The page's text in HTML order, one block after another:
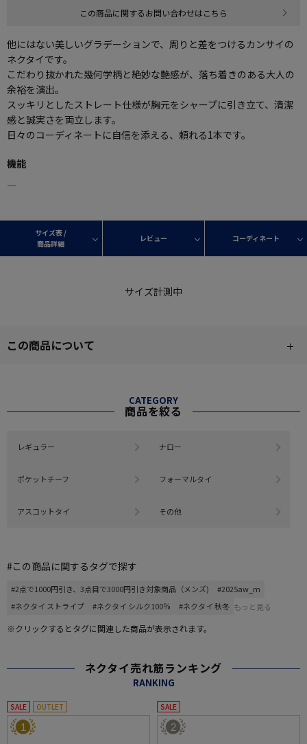
この商品に関するお問い合わせはこちら
他にはない美しいグラデーションで、周りと差をつけるカンサイの
ネクタイです。
こだわり抜かれた幾何学柄と絶妙な艶感が、落ち着きのある大人の
余裕を演出。
スッキリとしたストレート仕様が胸元をシャープに引き立て、清潔
感と誠実さを両立します。
日々のコーディネートに自信を添える、頼れる1本です。
機能
―
サイズ表 /
商品詳細
レビュー コーディネート
サイズ計測中
この商品について
CATEGORY
商品を絞る
レギュラー ナロー
ポケットチーフ フォーマルタイ
アスコットタイ その他
#この商品に関するタグで探す
#2点で1000円引き、3点目で3000円引き対象商品（メンズ)
#2025aw_m
#ネクタイ ストライプ
#ネクタイ シルク100％ #ネクタイ 秋冬 もっと見る
※クリックするとタグに関連した商品が表示されます。
ネクタイ売れ筋ランキング
RANKING
SALE OUTLET
1
SALE
2